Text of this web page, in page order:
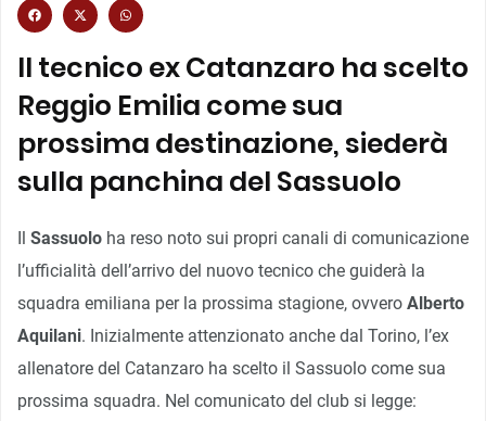
Il tecnico ex Catanzaro ha scelto
Reggio Emilia come sua
prossima destinazione, siederà
sulla panchina del Sassuolo
Il Sassuolo ha reso noto sui propri canali di comunicazione
l’ufficialità dell’arrivo del nuovo tecnico che guiderà la
squadra emiliana per la prossima stagione, ovvero Alberto
Aquilani. Inizialmente attenzionato anche dal Torino, l’ex
allenatore del Catanzaro ha scelto il Sassuolo come sua
prossima squadra. Nel comunicato del club si legge: